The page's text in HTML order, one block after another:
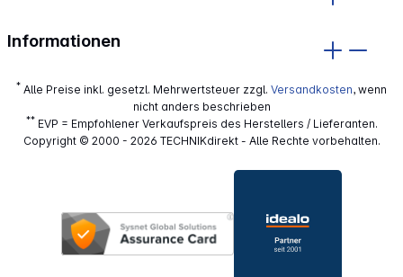
Informationen
* Alle Preise inkl. gesetzl. Mehrwertsteuer zzgl. Versandkosten, wenn
nicht anders beschrieben
**EVP = Empfohlener Verkaufspreis des Herstellers / Lieferanten.
Copyright © 2000 - 2026 TECHNIKdirekt - Alle Rechte vorbehalten.